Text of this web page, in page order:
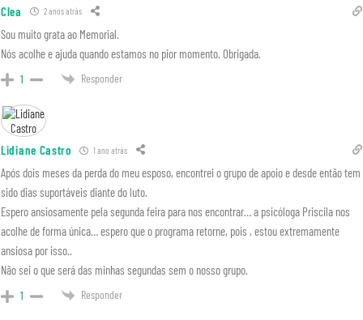
Clea 2 anos atrás
Sou muito grata ao Memorial.
Nós acolhe e ajuda quando estamos no pior momento. Obrigada.
1 Responder
Lidiane Castro 1 ano atrás
Após dois meses da perda do meu esposo, encontrei o grupo de apoio e desde então tem
sido dias suportáveis diante do luto.
Espero ansiosamente pela segunda feira para nos encontrar… a psicóloga Priscila nos
acolhe de forma única… espero que o programa retorne, pois , estou extremamente
ansiosa por isso..
Não sei o que será das minhas segundas sem o nosso grupo.
1 Responder